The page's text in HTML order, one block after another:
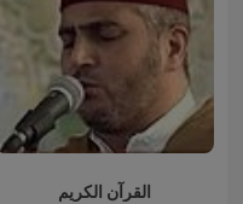
القرآن الكريم